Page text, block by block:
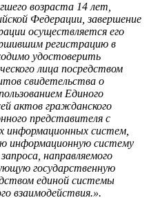
возраста 14 лет,
Федерации, завершение
осуществляется его
регистрацию в
удостоверить
лица посредством
свидетельства о
Единого
актов гражданского
представителя с
информационных систем,
информационную систему
направляемого
государственную
единой системы
взаимодействия.».